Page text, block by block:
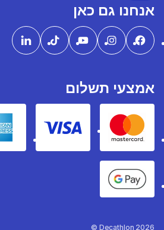
אנחנו גם כאן
אמצעי תשלום
Mastercard
Visa
Google Pay
Decathlon 2026 ©